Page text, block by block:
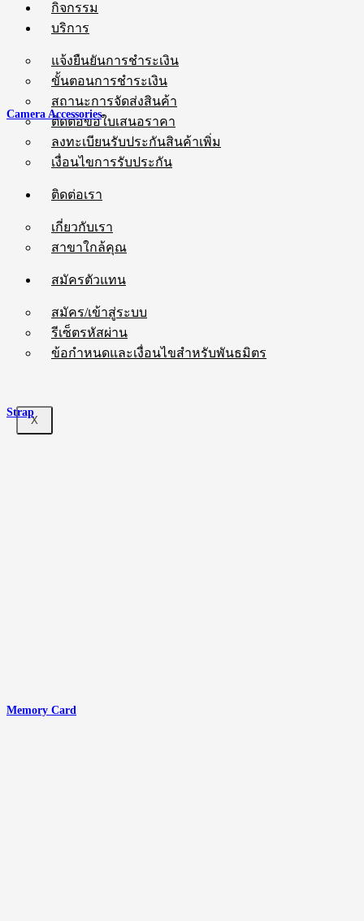
กิจกรรม
บริการ
แจ้งยืนยันการชำระเงิน
ขั้นตอนการชำระเงิน
สถานะการจัดส่งสินค้า
ติดต่อขอใบเสนอราคา
ลงทะเบียนรับประกันสินค้าเพิ่ม
เงื่อนไขการรับประกัน
ติดต่อเรา
เกี่ยวกับเรา
สาขาใกล้คุณ
สมัครตัวแทน
สมัคร/เข้าสู่ระบบ
รีเซ็ตรหัสผ่าน
ข้อกำหนดและเงื่อนไขสำหรับพันธมิตร
X
Camera Accessories
Strap
Memory Card